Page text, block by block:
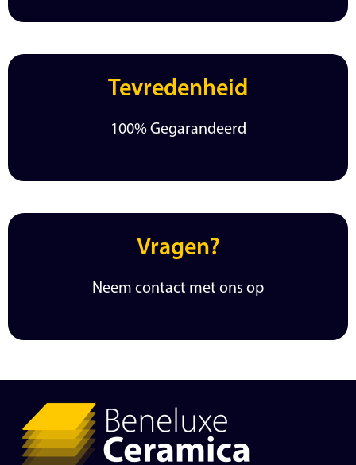
Tevredenheid
100% Gegarandeerd
Vragen?
Neem contact met ons op